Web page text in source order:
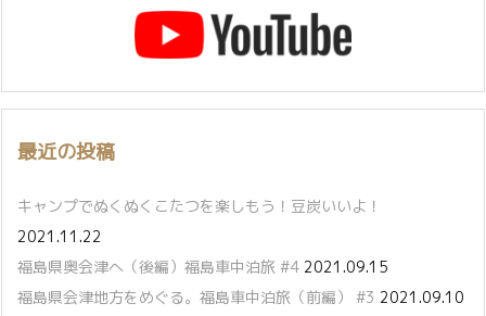
最近の投稿
キャンプでぬくぬくこたつを楽しもう！豆炭いいよ！
2021.11.22
福島県奥会津へ（後編）福島車中泊旅 #4 2021.09.15
福島県会津地方をめぐる。福島車中泊旅（前編） #3 2021.09.10